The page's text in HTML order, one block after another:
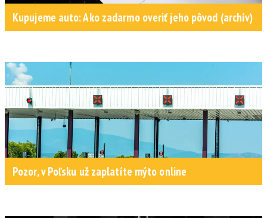
Kupujeme auto: Ako zadarmo overiť jeho pôvod (archív)
Pozor, v Poľsku už zaplatíte mýto online